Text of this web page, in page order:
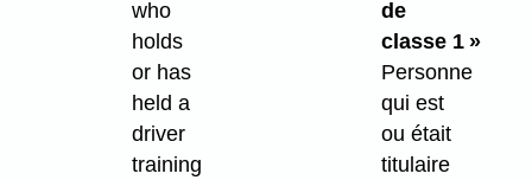
who
holds
or has
held a
driver
training
de
classe 1 »
Personne
qui est
ou était
titulaire